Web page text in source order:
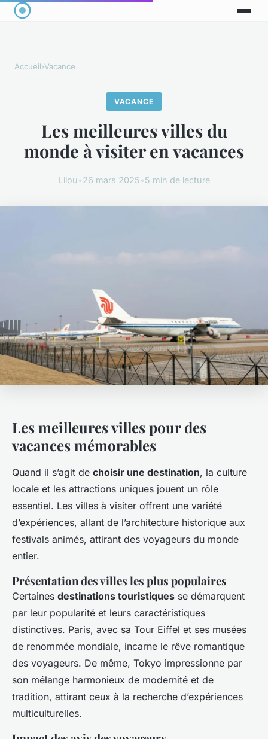
Accueil›Vacance
VACANCE
Les meilleures villes du
monde à visiter en vacances
Lilou•26 mars 2025•5 min de lecture
Les meilleures villes pour des
vacances mémorables
Quand il s’agit de choisir une destination, la culture
locale et les attractions uniques jouent un rôle
essentiel. Les villes à visiter offrent une variété
d’expériences, allant de l’architecture historique aux
festivals animés, attirant des voyageurs du monde
entier.
Présentation des villes les plus populaires
Certaines destinations touristiques se démarquent
par leur popularité et leurs caractéristiques
distinctives. Paris, avec sa Tour Eiffel et ses musées
de renommée mondiale, incarne le rêve romantique
des voyageurs. De même, Tokyo impressionne par
son mélange harmonieux de modernité et de
tradition, attirant ceux à la recherche d’expériences
multiculturelles.